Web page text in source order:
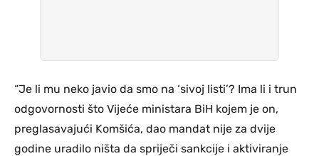
“Je li mu neko javio da smo na ‘sivoj listi’? Ima li i trun
odgovornosti što Vijeće ministara BiH kojem je on,
preglasavajući Komšića, dao mandat nije za dvije
godine uradilo ništa da spriječi sankcije i aktiviranje